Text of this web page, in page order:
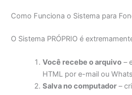
Como Funciona o Sistema para
O Sistema PRÓPRIO é
Você recebe o arquivo –
HTML por e-mail ou
Salva no computador –